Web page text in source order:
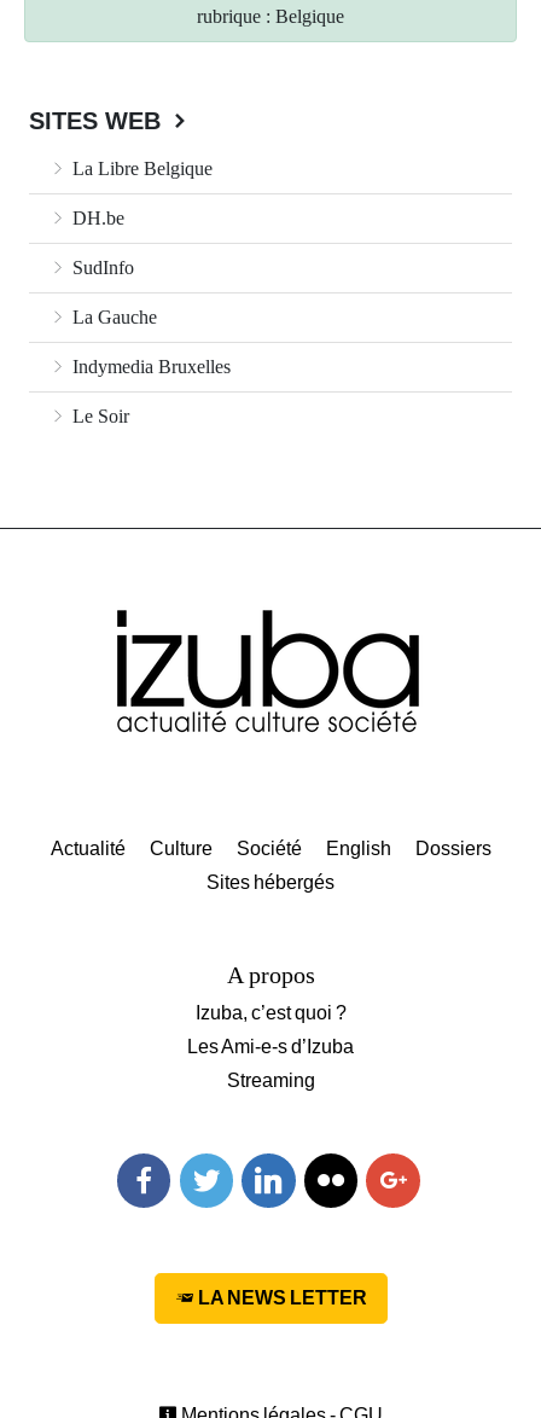
rubrique : Belgique
SITES WEB
La Libre Belgique
DH.be
SudInfo
La Gauche
Indymedia Bruxelles
Le Soir
Actualité Culture Société English
Dossiers
Sites hébergés
A propos
Izuba, c’est quoi ?
Les Ami-e-s d’Izuba
Streaming
LA NEWS LETTER